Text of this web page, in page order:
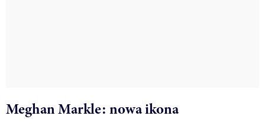
Meghan Markle: nowa ikona